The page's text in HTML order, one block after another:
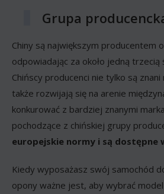
Grupa
Chiny są największym producentem
odpowiadając za około jedną
Chińscy producenci nie tylko są znani
także rozwijają się na arenie
konkurować z bardziej znanymi
pochodzące z chińskiej grupy
europejskie normy i są dostępne
Kiedy wyposażasz swój samochód
opony ważne jest, aby wybrać